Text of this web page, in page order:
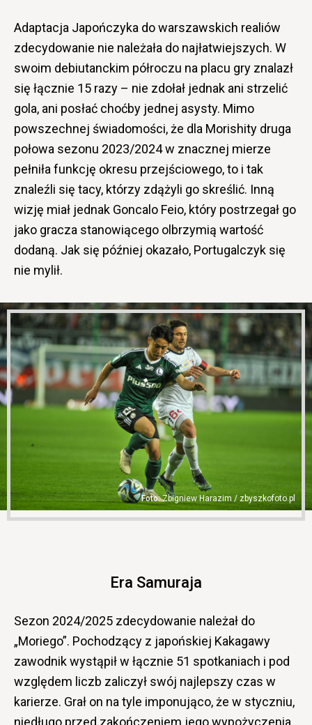
Adaptacja Japończyka do warszawskich realiów
zdecydowanie nie należała do najłatwiejszych. W
swoim debiutanckim półroczu na placu gry znalazł
się łącznie 15 razy – nie zdołał jednak ani strzelić
gola, ani posłać choćby jednej asysty. Mimo
powszechnej świadomości, że dla Morishity druga
połowa sezonu 2023/2024 w znacznej mierze
pełniła funkcję okresu przejściowego, to i tak
znaleźli się tacy, którzy zdążyli go skreślić. Inną
wizję miał jednak Goncalo Feio, który postrzegał go
jako gracza stanowiącego olbrzymią wartość
dodaną. Jak się później okazało, Portugalczyk się
nie mylił.
Zbigniew Harazim / zbyszkofoto.pl
Era Samuraja
Sezon 2024/2025 zdecydowanie należał do
„Moriego”. Pochodzący z japońskiej Kakagawy
zawodnik wystąpił w łącznie 51 spotkaniach i pod
względem liczb zaliczył swój najlepszy czas w
karierze. Grał on na tyle imponująco, że w styczniu,
niedługo przed zakończeniem jego wypożyczenia,